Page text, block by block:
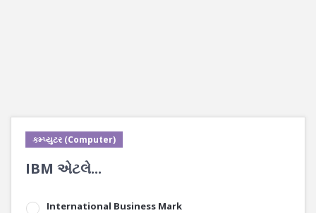
કમ્પ્યુટર (Computer)
IBM એટલે...
International Business Mark